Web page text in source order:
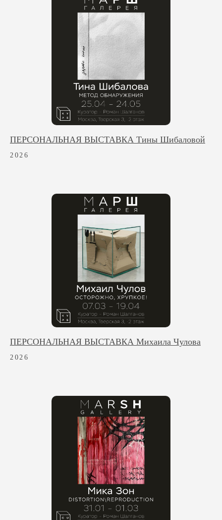
ПЕРСОНАЛЬНАЯ ВЫСТАВКА Тины Шибаловой
2026
ПЕРСОНАЛЬНАЯ ВЫСТАВКА Михаила Чулова
2026